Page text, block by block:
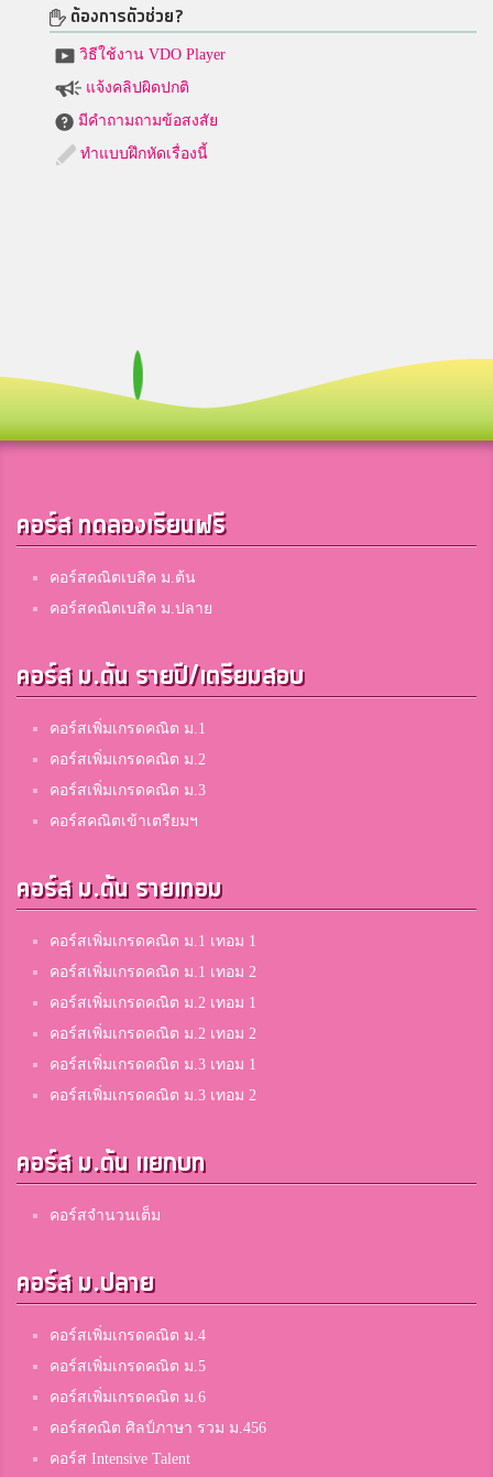
ต้องการตัวช่วย?
วิธีใช้งาน VDO Player
แจ้งคลิปผิดปกติ
มีคำถามถามข้อสงสัย
ทำแบบฝึกหัดเรื่องนี้
คอร์ส ทดลองเรียนฟรี
คอร์สคณิตเบสิค ม.ต้น
คอร์สคณิตเบสิค ม.ปลาย
คอร์ส ม.ต้น รายปี/เตรียมสอบ
คอร์สเพิ่มเกรดคณิต ม.1
คอร์สเพิ่มเกรดคณิต ม.2
คอร์สเพิ่มเกรดคณิต ม.3
คอร์สคณิตเข้าเตรียมฯ
คอร์ส ม.ต้น รายเทอม
คอร์สเพิ่มเกรดคณิต ม.1 เทอม 1
คอร์สเพิ่มเกรดคณิต ม.1 เทอม 2
คอร์สเพิ่มเกรดคณิต ม.2 เทอม 1
คอร์สเพิ่มเกรดคณิต ม.2 เทอม 2
คอร์สเพิ่มเกรดคณิต ม.3 เทอม 1
คอร์สเพิ่มเกรดคณิต ม.3 เทอม 2
คอร์ส ม.ต้น แยกบท
คอร์สจำนวนเต็ม
คอร์ส ม.ปลาย
คอร์สเพิ่มเกรดคณิต ม.4
คอร์สเพิ่มเกรดคณิต ม.5
คอร์สเพิ่มเกรดคณิต ม.6
คอร์สคณิต ศิลป์ภาษา รวม ม.456
คอร์ส Intensive Talent